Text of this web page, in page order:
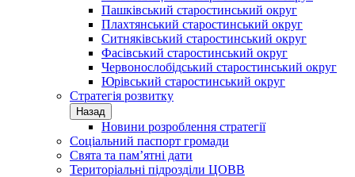
Пашківський старостинський округ
Плахтянський старостинський округ
Ситняківський старостинський округ
Фасівський старостинський округ
Червонослобідський старостинський округ
Юрівський старостинський округ
Стратегія розвитку
Назад
Новини розроблення стратегії
Соціальний паспорт громади
Свята та пам’ятні дати
Територіальні підрозділи ЦОВВ